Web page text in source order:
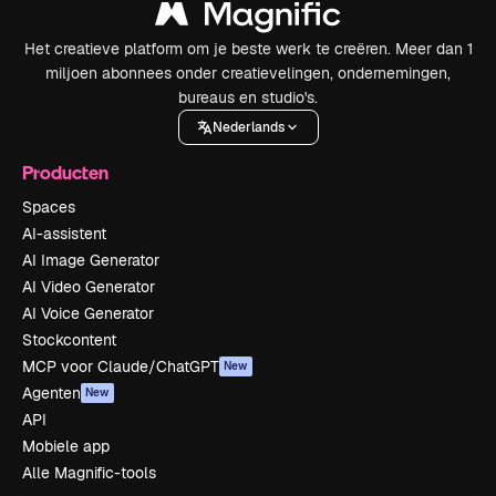
Het creatieve platform om je beste werk te creëren. Meer dan 1
miljoen abonnees onder creatievelingen, ondernemingen,
bureaus en studio's.
Nederlands
Producten
Spaces
AI-assistent
AI Image Generator
AI Video Generator
AI Voice Generator
Stockcontent
MCP voor Claude/ChatGPT New
Agenten New
API
Mobiele app
Alle Magnific-tools